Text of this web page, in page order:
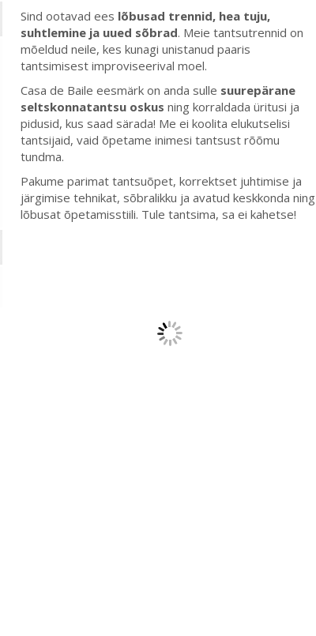
Sind ootavad ees lõbusad trennid, hea tuju,
suhtlemine ja uued sõbrad. Meie tantsutrennid on
mõeldud neile, kes kunagi unistanud paaris
tantsimisest improviseerival moel.
Casa de Baile eesmärk on anda sulle suurepärane
seltskonnatantsu oskus ning korraldada üritusi ja
pidusid, kus saad särada! Me ei koolita elukutselisi
tantsijaid, vaid õpetame inimesi tantsust rõõmu
tundma.
Pakume parimat tantsuõpet, korrektset juhtimise ja
järgimise tehnikat, sõbralikku ja avatud keskkonda ning
lõbusat õpetamisstiili. Tule tantsima, sa ei kahetse!